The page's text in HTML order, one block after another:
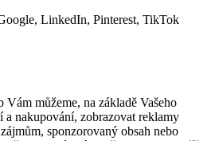
LinkedIn, Pinterest, TikTok
Vám můžeme, na základě Vašeho
a nakupování, zobrazovat reklamy
sponzorovaný obsah nebo